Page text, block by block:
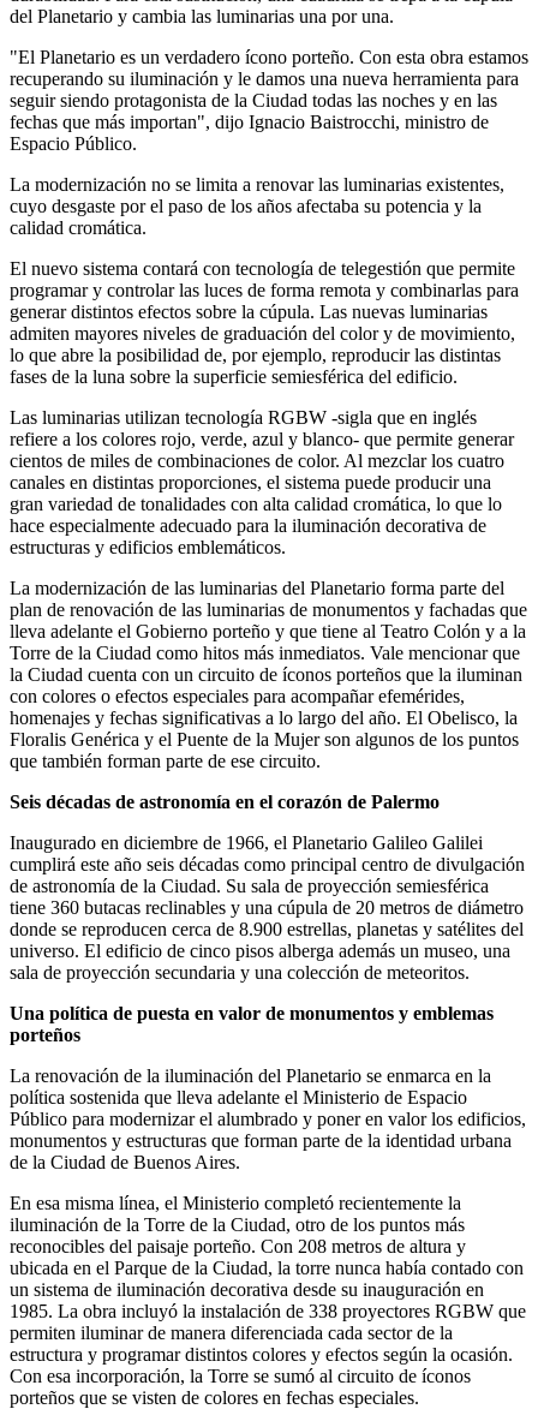
del Planetario y cambia las luminarias una por una.
"El Planetario es un verdadero ícono porteño. Con esta obra estamos
recuperando su iluminación y le damos una nueva herramienta para
seguir siendo protagonista de la Ciudad todas las noches y en las
fechas que más importan", dijo Ignacio Baistrocchi, ministro de
Espacio Público.
La modernización no se limita a renovar las luminarias existentes,
cuyo desgaste por el paso de los años afectaba su potencia y la
calidad cromática.
El nuevo sistema contará con tecnología de telegestión que permite
programar y controlar las luces de forma remota y combinarlas para
generar distintos efectos sobre la cúpula. Las nuevas luminarias
admiten mayores niveles de graduación del color y de movimiento,
lo que abre la posibilidad de, por ejemplo, reproducir las distintas
fases de la luna sobre la superficie semiesférica del edificio.
Las luminarias utilizan tecnología RGBW -sigla que en inglés
refiere a los colores rojo, verde, azul y blanco- que permite generar
cientos de miles de combinaciones de color. Al mezclar los cuatro
canales en distintas proporciones, el sistema puede producir una
gran variedad de tonalidades con alta calidad cromática, lo que lo
hace especialmente adecuado para la iluminación decorativa de
estructuras y edificios emblemáticos.
La modernización de las luminarias del Planetario forma parte del
plan de renovación de las luminarias de monumentos y fachadas que
lleva adelante el Gobierno porteño y que tiene al Teatro Colón y a la
Torre de la Ciudad como hitos más inmediatos. Vale mencionar que
la Ciudad cuenta con un circuito de íconos porteños que la iluminan
con colores o efectos especiales para acompañar efemérides,
homenajes y fechas significativas a lo largo del año. El Obelisco, la
Floralis Genérica y el Puente de la Mujer son algunos de los puntos
que también forman parte de ese circuito.
Seis décadas de astronomía en el corazón de Palermo
Inaugurado en diciembre de 1966, el Planetario Galileo Galilei
cumplirá este año seis décadas como principal centro de divulgación
de astronomía de la Ciudad. Su sala de proyección semiesférica
tiene 360 butacas reclinables y una cúpula de 20 metros de diámetro
donde se reproducen cerca de 8.900 estrellas, planetas y satélites del
universo. El edificio de cinco pisos alberga además un museo, una
sala de proyección secundaria y una colección de meteoritos.
Una política de puesta en valor de monumentos y emblemas
porteños
La renovación de la iluminación del Planetario se enmarca en la
política sostenida que lleva adelante el Ministerio de Espacio
Público para modernizar el alumbrado y poner en valor los edificios,
monumentos y estructuras que forman parte de la identidad urbana
de la Ciudad de Buenos Aires.
En esa misma línea, el Ministerio completó recientemente la
iluminación de la Torre de la Ciudad, otro de los puntos más
reconocibles del paisaje porteño. Con 208 metros de altura y
ubicada en el Parque de la Ciudad, la torre nunca había contado con
un sistema de iluminación decorativa desde su inauguración en
1985. La obra incluyó la instalación de 338 proyectores RGBW que
permiten iluminar de manera diferenciada cada sector de la
estructura y programar distintos colores y efectos según la ocasión.
Con esa incorporación, la Torre se sumó al circuito de íconos
porteños que se visten de colores en fechas especiales.